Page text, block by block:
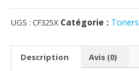
HP
25X
UGS : CF325X Catégorie : Toners
Description Avis (0)